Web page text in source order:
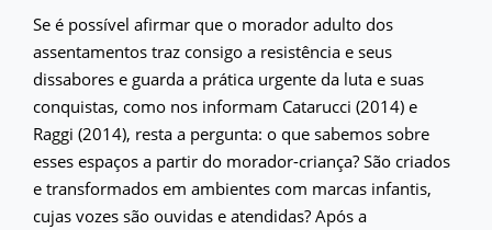
Se é possível afirmar que o morador adulto dos
assentamentos traz consigo a resistência e seus
dissabores e guarda a prática urgente da luta e suas
conquistas, como nos informam Catarucci (2014) e
Raggi (2014), resta a pergunta: o que sabemos sobre
esses espaços a partir do morador-criança? São criados
e transformados em ambientes com marcas infantis,
cujas vozes são ouvidas e atendidas? Após a